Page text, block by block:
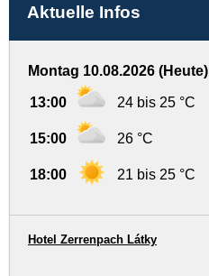
Aktuelle Infos
Montag 10.08.2026 (Heute)
13:00 24 bis 25 °C
15:00 26 °C
18:00 21 bis 25 °C
Hotel Zerrenpach Látky